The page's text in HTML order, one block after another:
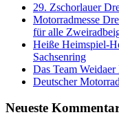
29. Zschorlauer
Motorradmesse
für alle
Heiße Heimspiel-
Sachsenring
Das Team
Deutscher
Neueste